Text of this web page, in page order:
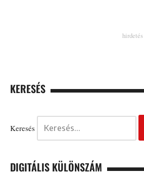
KERESÉS
Keresés
DIGITÁLIS KÜLÖNSZÁM